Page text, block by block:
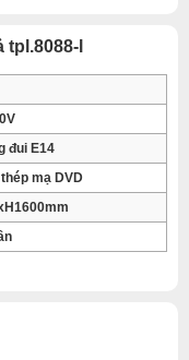
l
đui E14
thép mạ DVD